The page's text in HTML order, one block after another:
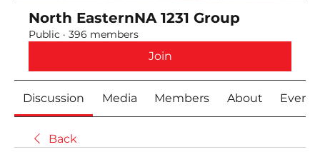
North EasternNA 1231 Group
Public · 396 members
Join
Discussion Media Members About Events
Back